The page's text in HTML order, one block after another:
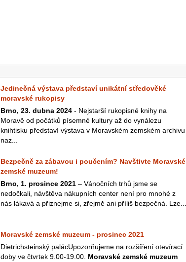
Jedinečná výstava představí unikátní středověké
moravské rukopisy
Brno, 23. dubna 2024 - Nejstarší rukopisné knihy na
Moravě od počátků písemné kultury až do vynálezu
knihtisku představí výstava v Moravském zemském archivu
naz...
Bezpečně za zábavou i poučením? Navštivte Moravské
zemské muzeum!
Brno, 1. prosince 2021 – Vánočních trhů jsme se
nedočkali, návštěva nákupních center není pro mnohé z
nás lákavá a přiznejme si, zřejmě ani příliš bezpečná. Lze...
Moravské zemské muzeum - prosinec 2021
Dietrichsteinský palácUpozorňujeme na rozšíření otevírací
doby ve čtvrtek 9.00-19.00. Moravské zemské muzeum